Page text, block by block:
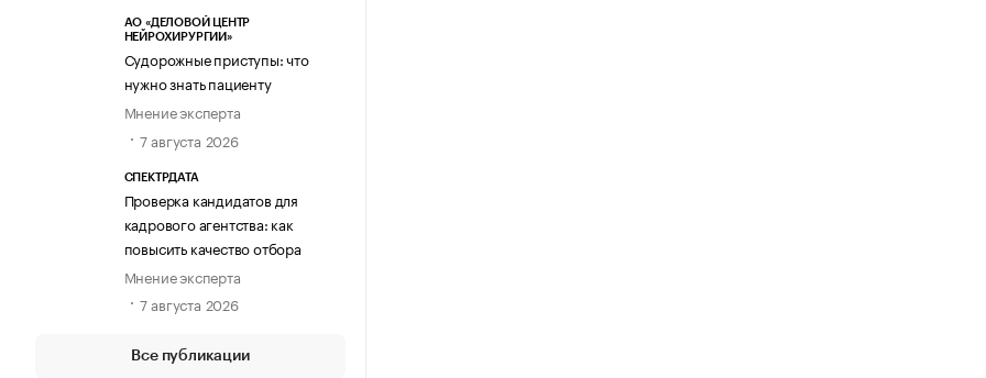
АО «ДЕЛОВОЙ ЦЕНТР
НЕЙРОХИРУРГИИ»
Судорожные приступы: что
нужно знать пациенту
Мнение эксперта
7 августа 2026
СПЕКТРДАТА
Проверка кандидатов для
кадрового агентства: как
повысить качество отбора
Мнение эксперта
7 августа 2026
Все публикации